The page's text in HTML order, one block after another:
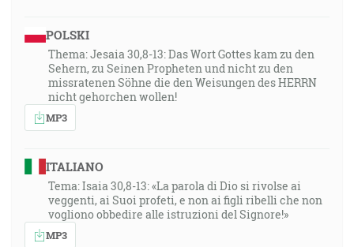
POLSKI
Thema: Jesaia 30,8-13: Das Wort Gottes kam zu den
Sehern, zu Seinen Propheten und nicht zu den
missratenen Söhne die den Weisungen des HERRN
nicht gehorchen wollen!
MP3
ITALIANO
Tema: Isaia 30,8-13: «La parola di Dio si rivolse ai
veggenti, ai Suoi profeti, e non ai figli ribelli che non
vogliono obbedire alle istruzioni del Signore!»
MP3